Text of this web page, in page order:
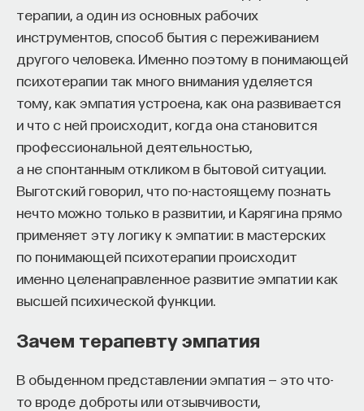
терапии, а один из основных рабочих
инструментов, способ бытия с переживанием
другого человека. Именно поэтому в понимающей
психотерапии так много внимания уделяется
тому, как эмпатия устроена, как она развивается
и что с ней происходит, когда она становится
профессиональной деятельностью,
а не спонтанным откликом в бытовой ситуации.
Выготский говорил, что по-настоящему познать
нечто можно только в развитии, и Карягина прямо
применяет эту логику к эмпатии: в мастерских
по понимающей психотерапии происходит
именно целенаправленное развитие эмпатии как
высшей психической функции.
Зачем терапевту эмпатия
В обыденном представлении эмпатия — это что-
то вроде доброты или отзывчивости,
навыки.
Для уже готовых специалистов достаточно
информацию о себе: образование, опыт работы,
интересы и владение иностранными языками.
Naukka Talents
будет искать, где эти навыки могут
применены, и поможет найти международную deep
биотех компанию, где человек сможет раскрыть
таланты.​ Для тех, кто ещё набирается опыта, сервис
предлагает вебинары и индивидуальные
понять, как развить необходимые навыки. Позднее
запущена серия спецпроектов, рассказывающих о
индустриях и их устройстве.​
Если у вас есть STEM-образование или опыт
на глобальный уровень. Помогите вместе
в инновационном будущем! ​